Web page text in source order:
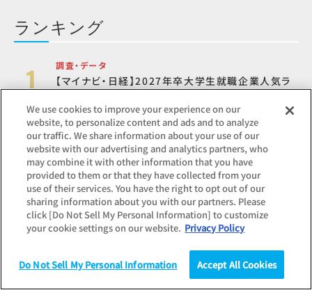
統計（データ） コラム
ランキング
調査・データ
【マイナビ・日経】2027年卒大学生就職企業人気ラ
ンキング
コラム
PDCAサイクルとは？時代遅れや古いと思われる理
由、OODA（ウーダ）ループとの違いも
調査・データ
2027年卒 内定者意識調査
We use cookies to improve your experience on our
website, to personalize content and ads and to analyze
our traffic. We share information about your use of our
website with our advertising and analytics partners, who
may combine it with other information that you have
provided to them or that they have collected from your
use of their services. You have the right to opt out of our
sharing information about you with our partners. Please
click [Do Not Sell My Personal Information] to customize
your cookie settings on our website. Privacy Policy
Do Not Sell My Personal Information Accept All Cookies